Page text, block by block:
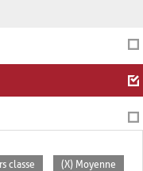
classe (X) Moyenne